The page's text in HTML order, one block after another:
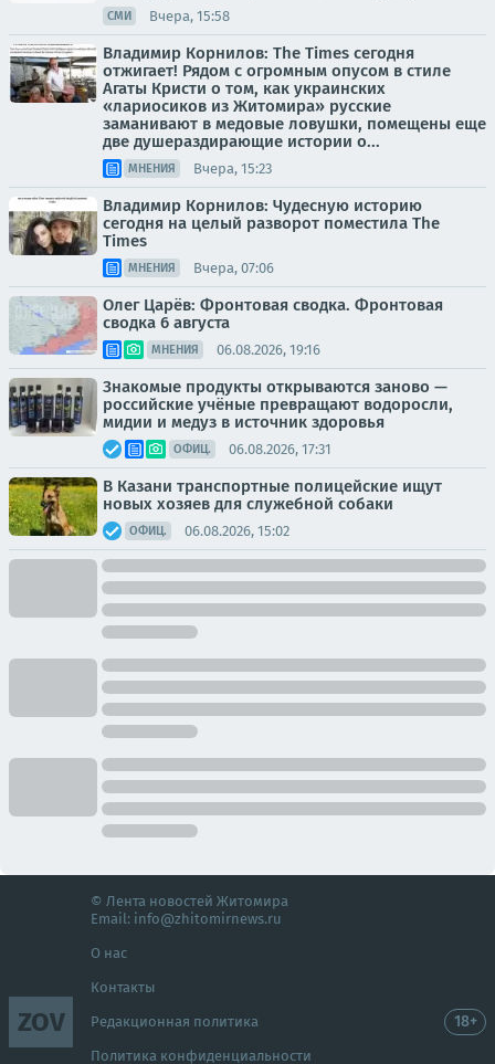
СМИ Вчера, 15:58
Владимир Корнилов: The Times сегодня
отжигает! Рядом с огромным опусом в стиле
Агаты Кристи о том, как украинских
«лариосиков из Житомира» русские
заманивают в медовые ловушки, помещены еще
две душераздирающие истории о...
МНЕНИЯ Вчера, 15:23
Владимир Корнилов: Чудесную историю
сегодня на целый разворот поместила The
Times
МНЕНИЯ Вчера, 07:06
Олег Царёв: Фронтовая сводка. Фронтовая
сводка 6 августа
МНЕНИЯ 06.08.2026, 19:16
Знакомые продукты открываются заново —
российские учёные превращают водоросли,
мидии и медуз в источник здоровья
ОФИЦ. 06.08.2026, 17:31
В Казани транспортные полицейские ищут
новых хозяев для служебной собаки
ОФИЦ. 06.08.2026, 15:02
ZOV
© Лента новостей Житомира
Email: info@zhitomirnews.ru
О нас
Контакты
Редакционная политика
Политика конфиденциальности
18+